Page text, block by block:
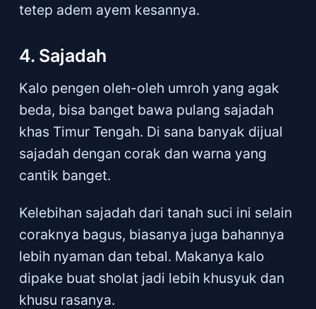
tetep adem ayem kesannya.
4. Sajadah
Kalo pengen oleh-oleh umroh yang agak
beda, bisa banget bawa pulang sajadah
khas Timur Tengah. Di sana banyak dijual
sajadah dengan corak dan warna yang
cantik banget.
Kelebihan sajadah dari tanah suci ini selain
coraknya bagus, biasanya juga bahannya
lebih nyaman dan tebal. Makanya kalo
dipake buat sholat jadi lebih khusyuk dan
khusu rasanya.